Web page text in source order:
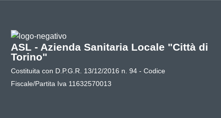
ASL - Azienda Sanitaria Locale "Città di
Torino"
Costituita con D.P.G.R. 13/12/2016 n. 94 - Codice
Fiscale/Partita Iva 11632570013